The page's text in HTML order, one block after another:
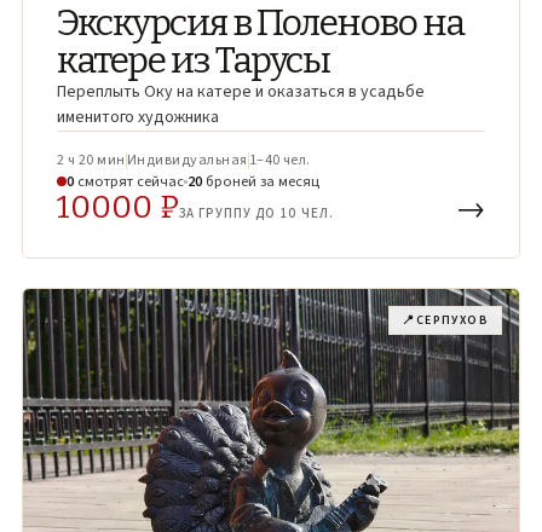
Экскурсия в Поленово на
катере из Тарусы
Переплыть Оку на катере и оказаться в усадьбе
именитого художника
2 ч 20 мин Индивидуальная 1–40 чел.
0 смотрят сейчас 20 броней за месяц
10000 ₽ЗА ГРУППУ ДО 10 ЧЕЛ. →
📍СЕРПУХОВ